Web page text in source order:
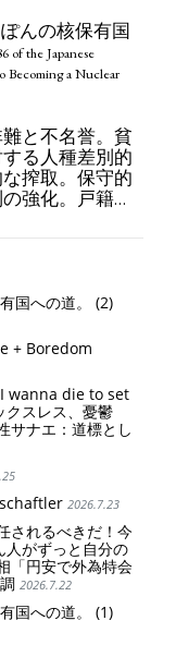
KATAYAMA
Today: 1 US$ =
Long Been Draining
TAKAICHI
- Emphasising the
んの核保有国
of the Japanese
Becoming a Nuclear
と不名誉。貧
る人種差別的
搾取。保守的
強化。戸籍制
exploitation of
of the family
国への道。 (2)
+ Boredom
wanna die to set
スレス、憂鬱
サナエ：道標とし
2026.7.23
されるべきだ！今
人がずっと自分の
「円安で外為特会
2026.7.22
国への道。 (1)